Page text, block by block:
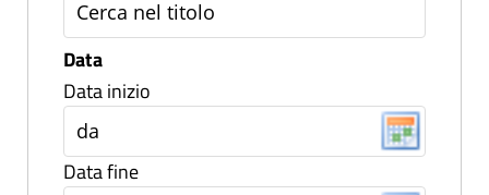
Data
Data inizio
Data fine